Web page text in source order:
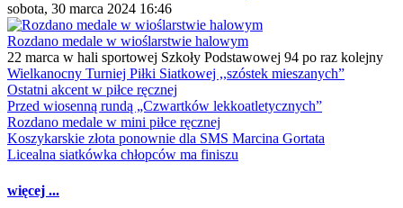
sobota, 30 marca 2024 16:46
Rozdano medale w wioślarstwie halowym
22 marca w hali sportowej Szkoły Podstawowej 94 po raz kolejny
Wielkanocny Turniej Piłki Siatkowej ,,szóstek mieszanych”
Ostatni akcent w piłce ręcznej
Przed wiosenną rundą „Czwartków lekkoatletycznych”
Rozdano medale w mini piłce ręcznej
Koszykarskie złota ponownie dla SMS Marcina Gortata
Licealna siatkówka chłopców ma finiszu
więcej ...